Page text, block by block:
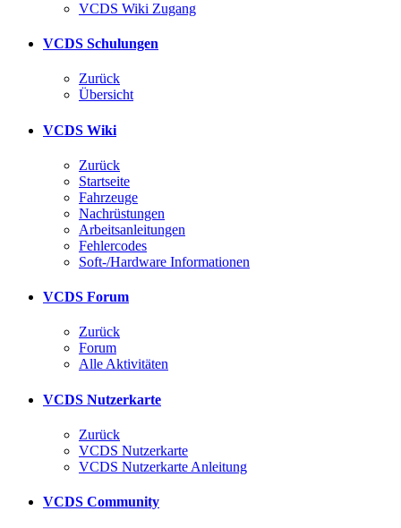
VCDS Wiki Zugang
VCDS Schulungen
Zurück
Übersicht
VCDS Wiki
Zurück
Startseite
Fahrzeuge
Nachrüstungen
Arbeitsanleitungen
Fehlercodes
Soft-/Hardware Informationen
VCDS Forum
Zurück
Forum
Alle Aktivitäten
VCDS Nutzerkarte
Zurück
VCDS Nutzerkarte
VCDS Nutzerkarte Anleitung
VCDS Community